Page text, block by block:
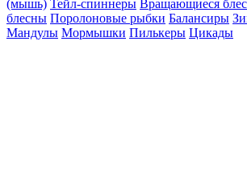
(мышь) Тейл-спиннеры Вращающиеся
блесны Поролоновые рыбки Балансиры
Мандулы Мормышки Пилькеры Цикады